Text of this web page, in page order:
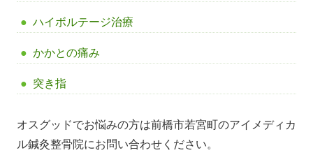
ハイボルテージ治療
かかとの痛み
突き指
オスグッドでお悩みの方は前橋市若宮町のアイメディカ
ル鍼灸整骨院にお問い合わせください。